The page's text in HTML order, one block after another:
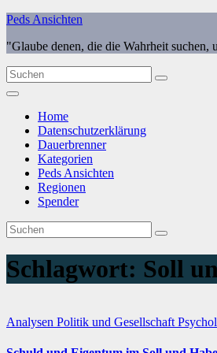
Zum
springen
Peds Ansichten
"Glaube denen, die die Wahrheit
Home
Datenschutzerklärung
Dauerbrenner
Kategorien
Peds Ansichten
Regionen
Spender
Schlagwort: Soll
Analysen Politik und Gesellschaft